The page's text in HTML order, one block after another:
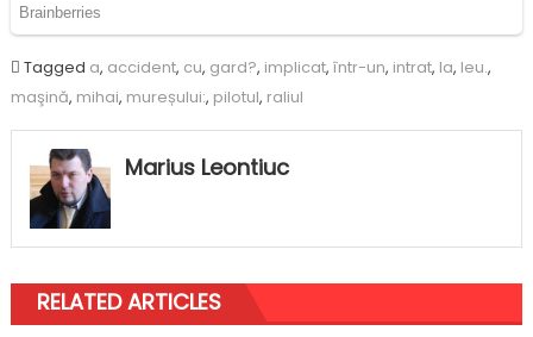
Tagged a, accident, cu, gard?, implicat, într-un, intrat, la, leu.,
maşină, mihai, mureșului:, pilotul, raliul
Marius Leontiuc
RELATED ARTICLES